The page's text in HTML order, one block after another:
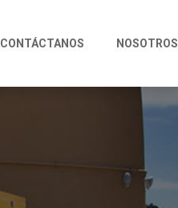
CONTÁCTANOS NOSOTROS